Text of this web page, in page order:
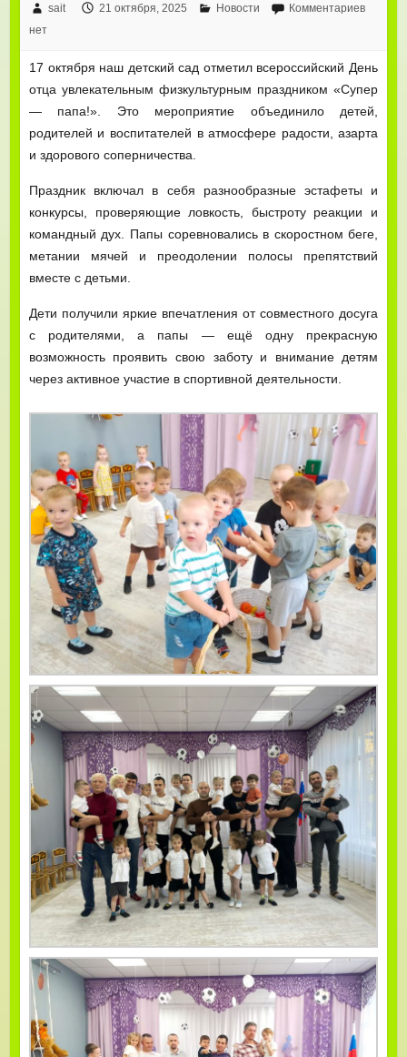
sait 21 октября, 2025 Новости
Комментариев
нет
17 октября наш детский сад отметил всероссийский День
отца увлекательным физкультурным праздником «Супер
— папа!». Это мероприятие объединило детей,
родителей и воспитателей в атмосфере радости, азарта
и здорового соперничества.
Праздник включал в себя разнообразные эстафеты и
конкурсы, проверяющие ловкость, быстроту реакции и
командный дух. Папы соревновались в скоростном беге,
метании мячей и преодолении полосы препятствий
вместе с детьми.
Дети получили яркие впечатления от совместного досуга
с родителями, а папы — ещё одну прекрасную
возможность проявить свою заботу и внимание детям
через активное участие в спортивной деятельности.